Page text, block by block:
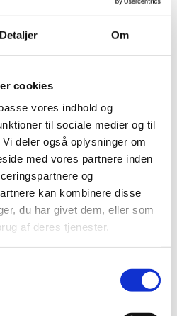
Detaljer Om
cookies
vores indhold og
til sociale medier og til
deler også oplysninger om
med vores partnere inden
og
kan kombinere disse
du har givet dem, eller som
af deres tjenester.
LINKEDIN & NETVÆRK VED